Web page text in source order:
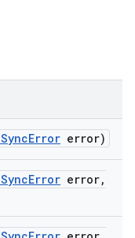
SyncError error)
SyncError error,